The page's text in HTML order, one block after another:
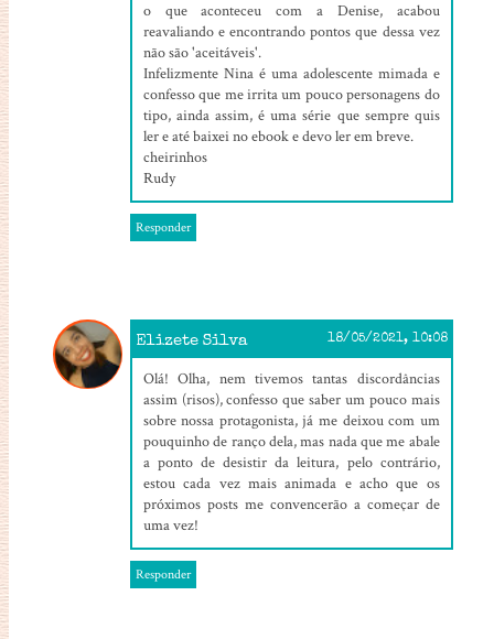
o que aconteceu com a Denise, acabou
reavaliando e encontrando pontos que dessa vez
não são 'aceitáveis'.
Infelizmente Nina é uma adolescente mimada e
confesso que me irrita um pouco personagens do
tipo, ainda assim, é uma série que sempre quis
ler e até baixei no ebook e devo ler em breve.
cheirinhos
Rudy
Responder
Elizete Silva 18/05/2021, 10:08
Olá! Olha, nem tivemos tantas discordâncias
assim (risos), confesso que saber um pouco mais
sobre nossa protagonista, já me deixou com um
pouquinho de ranço dela, mas nada que me abale
a ponto de desistir da leitura, pelo contrário,
estou cada vez mais animada e acho que os
próximos posts me convencerão a começar de
uma vez!
Responder